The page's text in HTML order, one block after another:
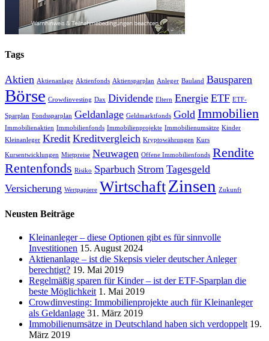
Tags
Aktien Aktienanlage Aktienfonds Aktiensparplan Anleger Bauland Bausparen
Börse Crowdinvesting Dax Dividende Eltern Energie ETF ETF-
Sparplan Fondssparplan Geldanlage Geldmarktfonds Gold Immobilien
Immobilienaktien Immobilienfonds Immobilienprojekte Immobilienumsätze Kinder
Kleinanleger Kredit Kreditvergleich Kryptowährungen Kurs
Kursentwicklungen Mietpreise Neuwagen Offene Immobilienfonds Rendite
Rentenfonds Risiko Sparbuch Strom Tagesgeld
Versicherung Wertpapiere WirtschaftZinsen Zukunft
Neusten Beiträge
Kleinanleger – diese Optionen gibt es für sinnvolle
Investitionen 15. August 2024
Aktienanlage – ist die Skepsis vieler deutscher Anleger
berechtigt? 19. Mai 2019
Regelmäßig sparen für Kinder – ist der ETF-Sparplan die
beste Möglichkeit 1. Mai 2019
Crowdinvesting: Immobilienprojekte auch für Kleinanleger
als Geldanlage 31. März 2019
Immobilienumsätze in Deutschland haben sich verdoppelt 19.
März 2019